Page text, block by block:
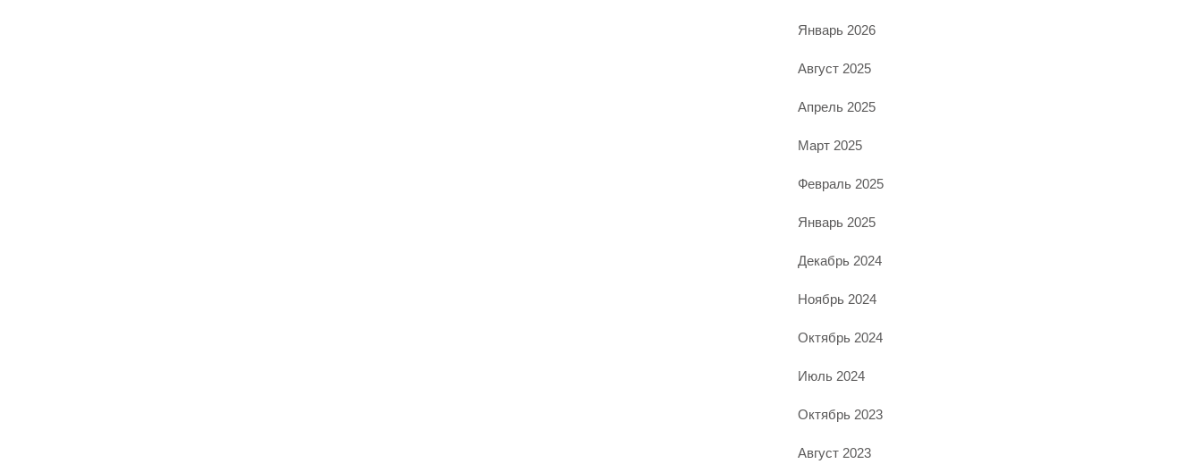
Январь 2026
Август 2025
Апрель 2025
Март 2025
Февраль 2025
Январь 2025
Декабрь 2024
Ноябрь 2024
Октябрь 2024
Июль 2024
Октябрь 2023
Август 2023